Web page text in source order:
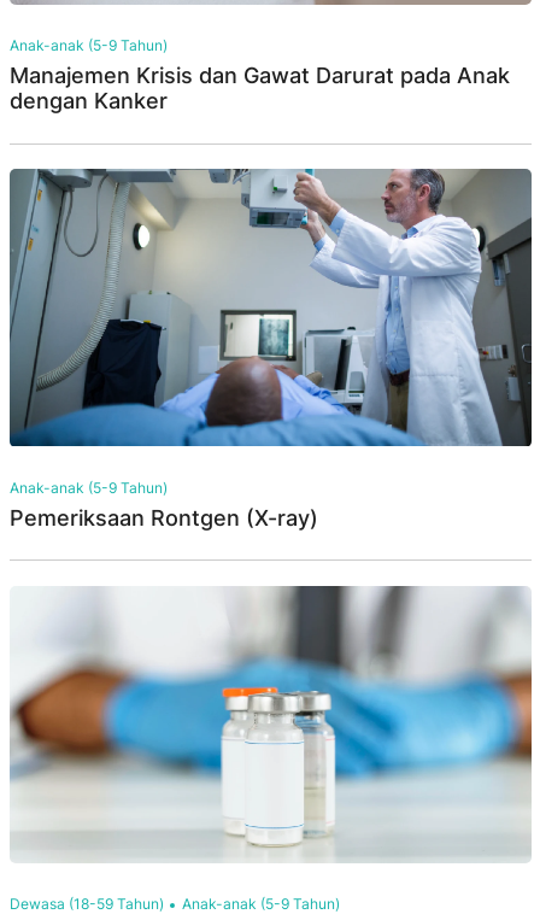
Anak-anak (5-9 Tahun)
Manajemen Krisis dan Gawat Darurat pada Anak
dengan Kanker
Anak-anak (5-9 Tahun)
Pemeriksaan Rontgen (X-ray)
Dewasa (18-59 Tahun) Anak-anak (5-9 Tahun)